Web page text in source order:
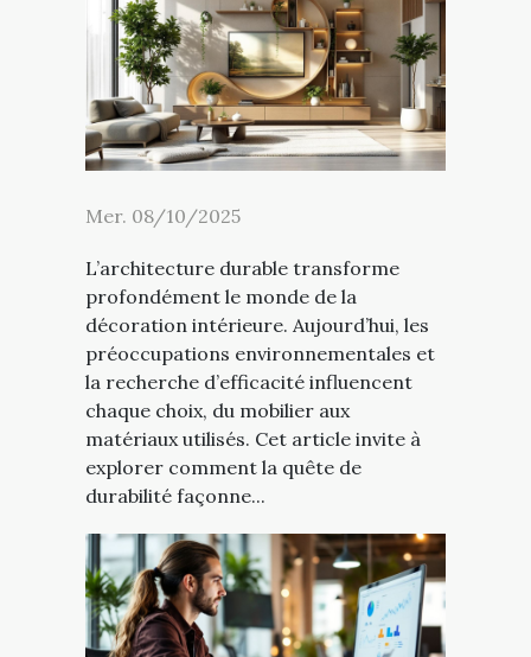
Mer. 08/10/2025
L’architecture durable transforme
profondément le monde de la
décoration intérieure. Aujourd’hui, les
préoccupations environnementales et
la recherche d’efficacité influencent
chaque choix, du mobilier aux
matériaux utilisés. Cet article invite à
explorer comment la quête de
durabilité façonne...